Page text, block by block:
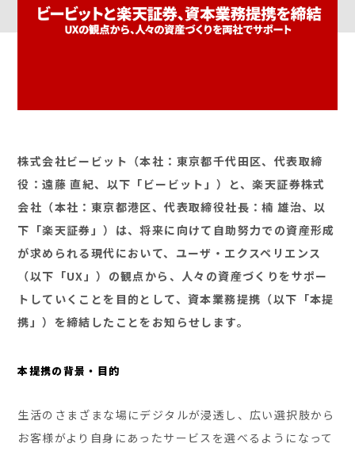
株式会社ビービット（本社：東京都千代田区、代表取締
役：遠藤 直紀、以下「ビービット」）と、楽天証券株式
会社（本社：東京都港区、代表取締役社長：楠 雄治、以
下「楽天証券」）は、将来に向けて自助努力での資産形成
が求められる現代において、ユーザ・エクスペリエンス
（以下「UX」）の観点から、人々の資産づくりをサポー
トしていくことを目的として、資本業務提携（以下「本提
携」）を締結したことをお知らせします。
本提携の背景・目的
生活のさまざまな場にデジタルが浸透し、広い選択肢から
お客様がより自身にあったサービスを選べるようになって